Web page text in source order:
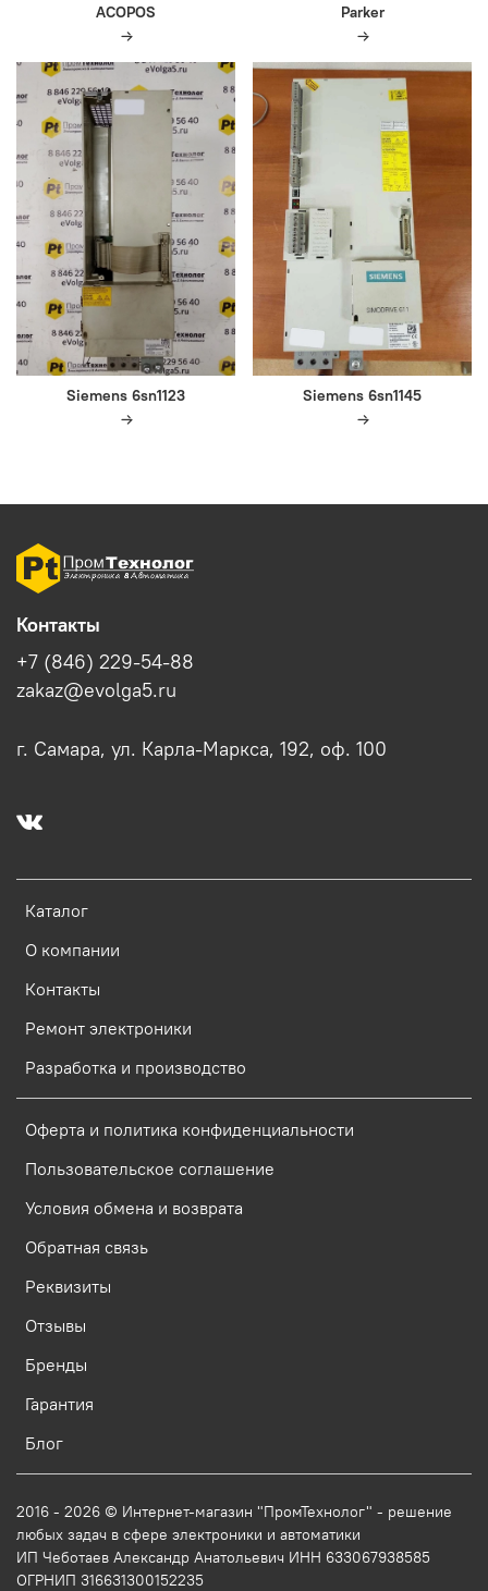
ACOPOS Parker
Siemens 6sn1123 Siemens 6sn1145
Каталог
О компании
Контакты
Ремонт электроники
Разработка и производство
Оферта и политика конфиденциальности
Пользовательское соглашение
Условия обмена и возврата
Обратная связь
Реквизиты
Отзывы
Бренды
Гарантия
Блог
Контакты
+7 (846) 229-54-88
zakaz@evolga5.ru
г. Самара, ул. Карла-Маркса, 192, оф. 100
2016 - 2026 © Интернет-магазин "ПромТехнолог" - решение
любых задач в сфере электроники и автоматики
ИП Чеботаев Александр Анатольевич ИНН 633067938585
ОГРНИП 316631300152235